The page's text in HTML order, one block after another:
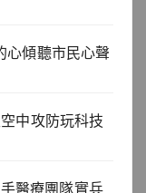
心傾聽市民心聲
中攻防玩科技
醫療團隊實兵